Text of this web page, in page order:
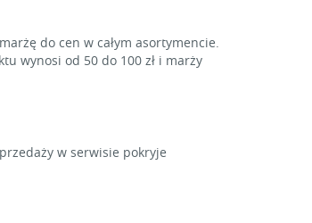
do cen w całym asortymencie.
wynosi od 50 do 100 zł i marży
w serwisie pokryje